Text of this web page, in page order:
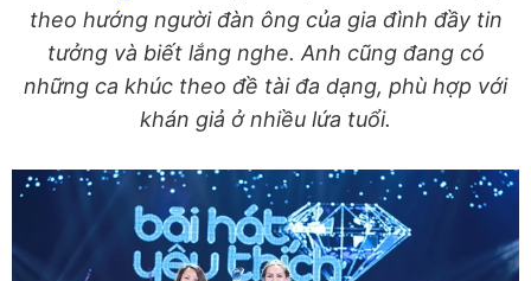
theo hướng người đàn ông của gia đình đầy tin
tưởng và biết lắng nghe. Anh cũng đang có
những ca khúc theo đề tài đa dạng, phù hợp với
khán giả ở nhiều lứa tuổi.